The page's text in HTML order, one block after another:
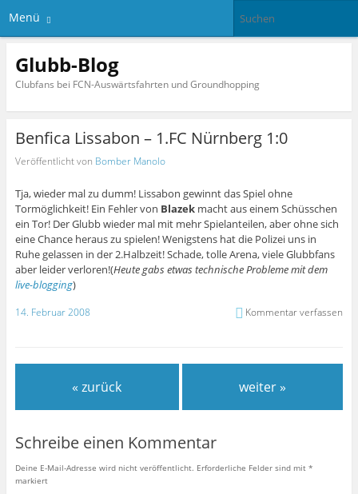
Menü
Glubb-Blog
Clubfans bei FCN-Auswärtsfahrten und Groundhopping
Benfica Lissabon – 1.FC Nürnberg 1:0
Veröffentlicht von Bomber Manolo
Tja, wieder mal zu dumm! Lissabon gewinnt das Spiel ohne
Tormöglichkeit! Ein Fehler von Blazek macht aus einem Schüsschen
ein Tor! Der Glubb wieder mal mit mehr Spielanteilen, aber ohne sich
eine Chance heraus zu spielen! Wenigstens hat die Polizei uns in
Ruhe gelassen in der 2.Halbzeit! Schade, tolle Arena, viele Glubbfans
aber leider verloren!(Heute gabs etwas technische Probleme mit dem
live-blogging)
14. Februar 2008 Kommentar verfassen
« zurück weiter »
Schreibe einen Kommentar
Deine E-Mail-Adresse wird nicht veröffentlicht. Erforderliche Felder sind mit *
markiert